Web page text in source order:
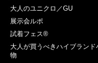
大人のユニクロ／GU
展示会ルポ
試着フェス®︎
大人が買うべきハイブランド
物